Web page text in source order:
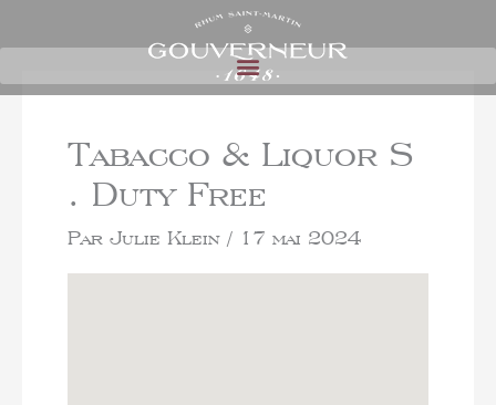
Tabacco & Liquor S
. Duty Free
Par Julie Klein / 17 mai 2024